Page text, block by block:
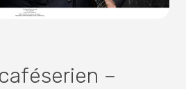
–